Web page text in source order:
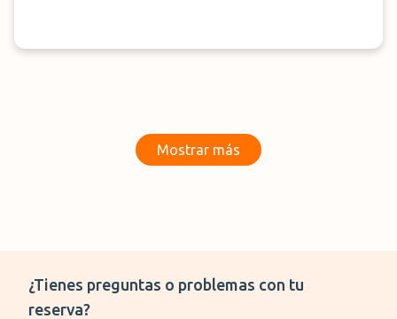
Mostrar más
¿Tienes preguntas o problemas con tu
reserva?